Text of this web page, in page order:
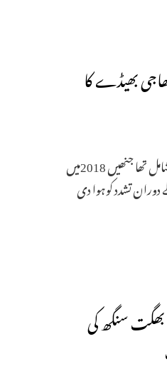
بھیڈے کا
بھیڈے ان گرفتار کئے جانے والے افراد میں شامل تھا جنھیں 2018میں
تشدد کوہوا دی
بھگت سنگھ کی